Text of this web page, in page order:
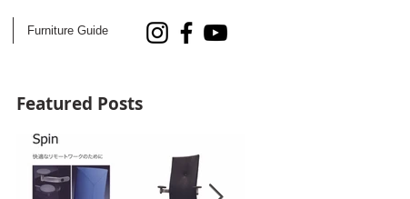
Furniture Guide
Featured Posts